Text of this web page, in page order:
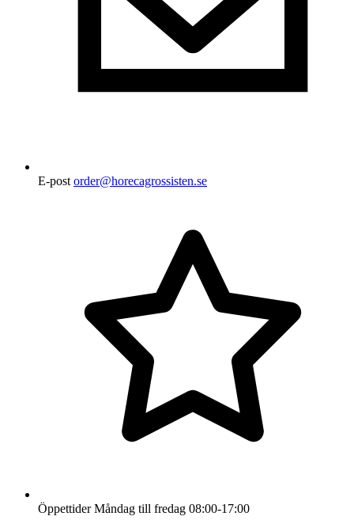
E-post order@horecagrossisten.se
Öppettider Måndag till fredag 08:00-17:00